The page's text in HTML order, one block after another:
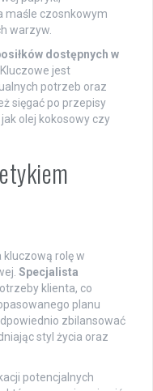
maśle czosnkowym
warzyw.
dostępnych w
Kluczowe jest
potrzeb oraz
sięgać po przepisy
jak olej kokosowy czy
kluczową rolę w
Specjalista
klienta, co
planu
zbilansować
styl życia oraz
potencjalnych